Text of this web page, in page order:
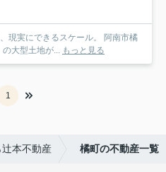
にできるスケール。 阿南市橘
大型土地が... もっと見る
1
本不動産 橘町の不動産一覧